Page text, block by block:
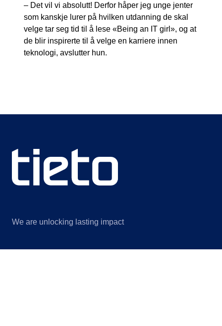
– Det vil vi absolutt! Derfor håper jeg unge jenter
som kanskje lurer på hvilken utdanning de skal
velge tar seg tid til å lese «Being an IT girl», og at
de blir inspirerte til å velge en karriere innen
teknologi, avslutter hun.
We are unlocking lasting impact